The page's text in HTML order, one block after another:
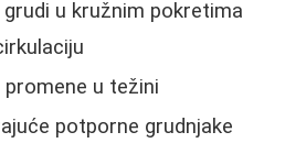
u kružnim pokretima
promene u težini
potporne grudnjake